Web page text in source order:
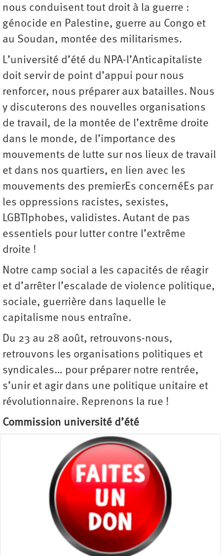
nous conduisent tout droit à la guerre :
génocide en Palestine, guerre au Congo et
au Soudan, montée des militarismes.
L’université d’été du NPA-l’Anticapitaliste
doit servir de point d’appui pour nous
renforcer, nous préparer aux batailles. Nous
y discuterons des nouvelles organisations
de travail, de la montée de l’extrême droite
dans le monde, de l’importance des
mouvements de lutte sur nos lieux de travail
et dans nos quartiers, en lien avec les
mouvements des premierEs concernéEs par
les oppressions racistes, sexistes,
LGBTIphobes, validistes. Autant de pas
essentiels pour lutter contre l’extrême
droite !
Notre camp social a les capacités de réagir
et d’arrêter l’escalade de violence politique,
sociale, guerrière dans laquelle le
capitalisme nous entraîne.
Du 23 au 28 août, retrouvons-nous,
retrouvons les organisations politiques et
syndicales… pour préparer notre rentrée,
s’unir et agir dans une politique unitaire et
révolutionnaire. Reprenons la rue !
Commission université d’été